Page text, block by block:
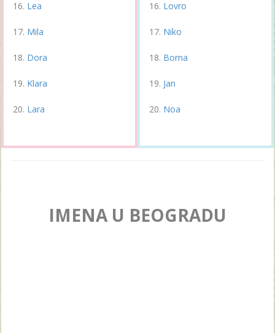
Lea
Mila
Dora
Klara
Lara
Lovro
Niko
Borna
Jan
Noa
IMENA U BEOGRADU